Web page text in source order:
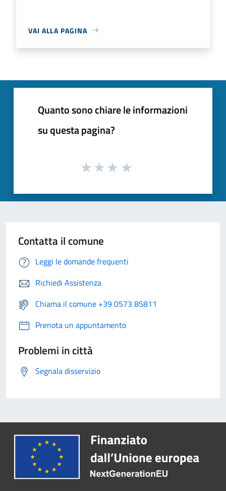
VAI ALLA PAGINA
Quanto sono chiare le informazioni
su questa pagina?
Contatta il comune
Leggi le domande frequenti
Richiedi Assistenza
Chiama il comune +39 0573 85811
Prenota un appuntamento
Problemi in città
Segnala disservizio